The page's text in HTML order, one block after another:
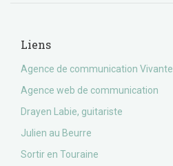
Liens
Agence de communication Vivante
Agence web de communication
Drayen Labie, guitariste
Julien au Beurre
Sortir en Touraine